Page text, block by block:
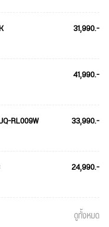
31,990.-
41,990.-
RL009W 33,990.-
24,990.-
ดูทั้งหมด